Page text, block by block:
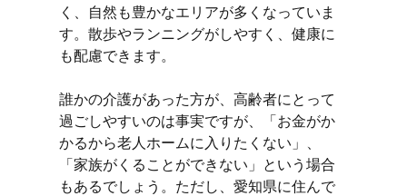
く、自然も豊かなエリアが多くなっていま
す。散歩やランニングがしやすく、健康に
も配慮できます。
誰かの介護があった方が、高齢者にとって
過ごしやすいのは事実ですが、「お金がか
かるから老人ホームに入りたくない」、
「家族がくることができない」という場合
もあるでしょう。ただし、愛知県に住んで